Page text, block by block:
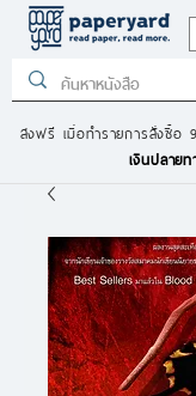
ส่งฟรี เมื่อทำรายการสั่งซื้
เงินปลาย